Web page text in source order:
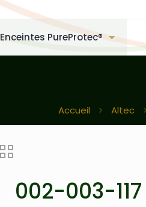
Enceintes PureProtec®
Accueil Altec
002-003-117